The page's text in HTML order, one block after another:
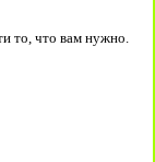
то, что вам нужно.